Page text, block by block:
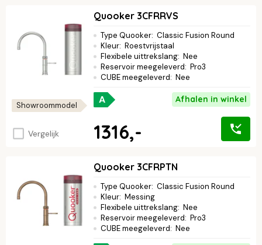
Showroommodel
Vergelijk
Quooker 3CFRRVS
Type Quooker: Classic Fusion Round
Kleur: Roestvrijstaal
Flexibele uittrekslang: Nee
Reservoir meegeleverd: Pro3
CUBE meegeleverd: Nee
A Afhalen in winkel
1316,-
Quooker 3CFRPTN
Type Quooker: Classic Fusion Round
Kleur: Messing
Flexibele uittrekslang: Nee
Reservoir meegeleverd: Pro3
CUBE meegeleverd: Nee